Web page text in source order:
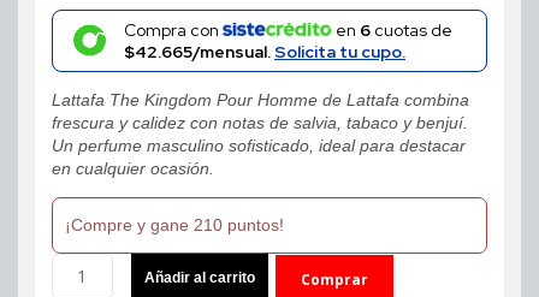
price
was:
$280,000.
price
is:
$209,900.
Compra con en 6cuotas de
$42.665/mensual.Solicita tu cupo.
Lattafa The Kingdom Pour Homme de Lattafa combina
frescura y calidez con notas de salvia, tabaco y benjuí.
Un perfume masculino sofisticado, ideal para destacar
en cualquier ocasión.
¡Compre y gane 210 puntos!
Lattafa
Añadir al carrito Comprar